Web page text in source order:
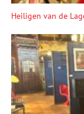
Heiligen van de